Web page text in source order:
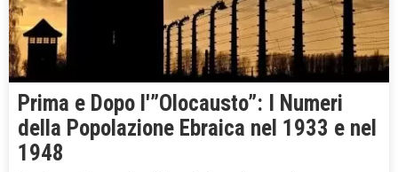
Prima e Dopo l'”Olocausto”: I Numeri
della Popolazione Ebraica nel 1933 e nel
1948